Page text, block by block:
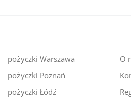
pożyczki Warszawa
pożyczki Poznań
pożyczki Łódź
O